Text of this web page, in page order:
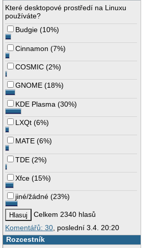
Které desktopové prostředí na Linuxu
používáte?
Budgie (10%)
Cinnamon (7%)
COSMIC (2%)
GNOME (18%)
KDE Plasma (30%)
LXQt (6%)
MATE (6%)
TDE (2%)
Xfce (15%)
jiné/žádné (23%)
Celkem 2340 hlasů
Komentářů: 30 , poslední 3.4. 20:20
Rozcestník